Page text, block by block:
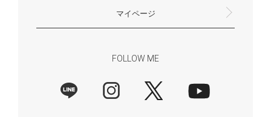
大阪府大阪市淀川区十八条3-9-35
電話番号：06-6868-9671
※お電話でのお問合せ受付は行っておりません
メール：support@hayni.jp
お問い合わせはこちらからお願いいたします
営業時間：10：00～15：00（金曜日は14：00ま
定休日： 土・日・祝祭日
※土日祝祭日はお休みをいただきます。
メールの返信は翌営業日となりますので、ご了承
マイページ
FOLLOW ME